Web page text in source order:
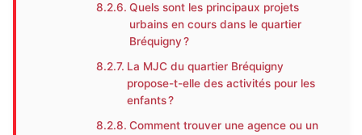
Quels sont les principaux projets
urbains en cours dans le quartier
Bréquigny ?
La MJC du quartier Bréquigny
propose-t-elle des activités pour les
enfants ?
Comment trouver une agence ou un